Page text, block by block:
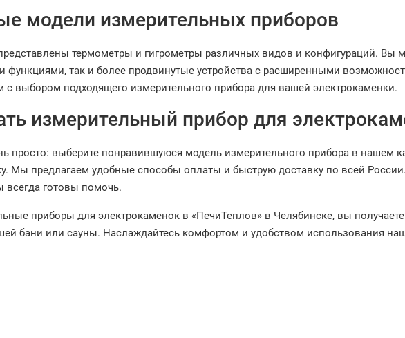
модели измерительных приборов
термометры и гигрометры различных видов и конфигураций. Вы
функциями, так и более продвинутые устройства с расширенными
с выбором подходящего измерительного прибора для вашей электрокаменки.
измерительный прибор для
просто: выберите понравившуюся модель измерительного прибора в нашем
Мы предлагаем удобные способы оплаты и быструю доставку по всей
всегда готовы помочь.
приборы для электрокаменок в «ПечиТеплов» в Челябинске, вы
бани или сауны. Наслаждайтесь комфортом и удобством использования